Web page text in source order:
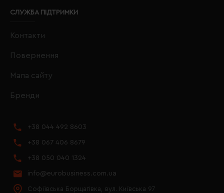
СЛУЖБА ПІДТРИМКИ
Контакти
Повернення
Мапа сайту
Бренди
+38 044 492 8603
+38 067 406 8679
+38 050 040 1324
info@eurobusiness.com.ua
Софіївська Борщагівка, вул. Київська 97